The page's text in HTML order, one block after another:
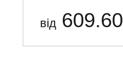
від 609.60